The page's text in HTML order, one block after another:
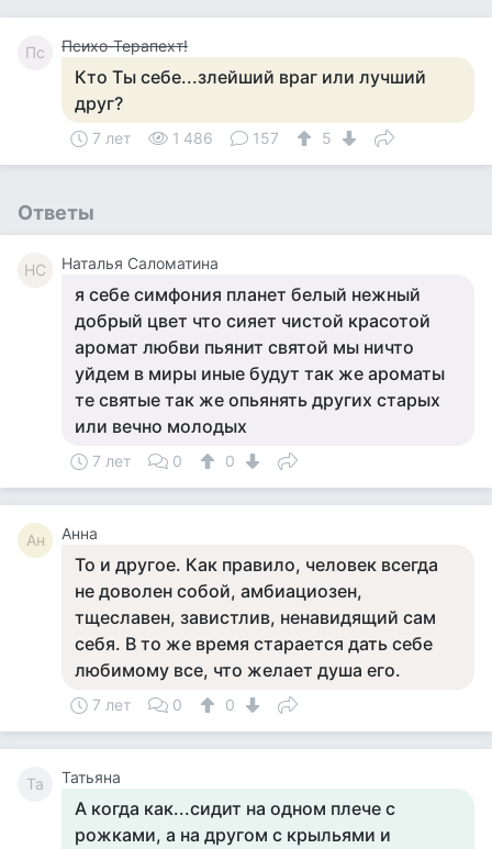
Пс Психо-Терапехт!
Кто Ты себе...злейший враг или лучший
друг?
7 лет 1 486 157 5
Ответы
НС Наталья Саломатина
я себе симфония планет белый нежный
добрый цвет что сияет чистой красотой
аромат любви пьянит святой мы ничто
уйдем в миры иные будут так же ароматы
те святые так же опьянять других старых
или вечно молодых
7 лет 0 0
Ан Анна
То и другое. Как правило, человек всегда
не доволен собой, амбиациозен,
тщеславен, завистлив, ненавидящий сам
себя. В то же время старается дать себе
любимому все, что желает душа его.
7 лет 0 0
Та Татьяна
А когда как...сидит на одном плече с
рожками, а на другом с крыльями и